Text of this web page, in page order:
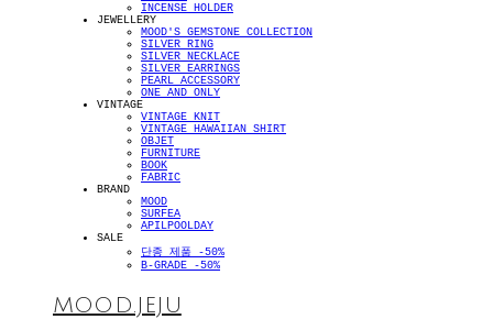
INCENSE HOLDER
JEWELLERY
MOOD'S GEMSTONE COLLECTION
SILVER RING
SILVER NECKLACE
SILVER EARRINGS
PEARL ACCESSORY
ONE AND ONLY
VINTAGE
VINTAGE KNIT
VINTAGE HAWAIIAN SHIRT
OBJET
FURNITURE
BOOK
FABRIC
BRAND
MOOD
SURFEA
APILPOOLDAY
SALE
단종 제품 -50%
B-GRADE -50%
MOOD.JEJU